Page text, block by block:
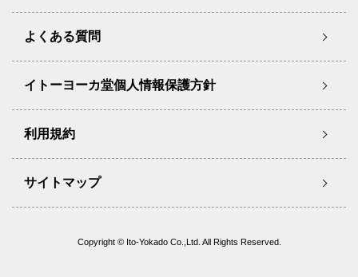
よくある質問
イトーヨーカ堂個人情報保護方針
利用規約
サイトマップ
Copyright © Ito-Yokado Co.,Ltd. All Rights Reserved.